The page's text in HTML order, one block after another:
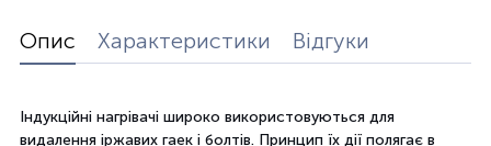
Опис Характеристики Відгуки
Індукційні нагрівачі широко використовуються для
видалення іржавих гаек і болтів. Принцип їх дії полягає в